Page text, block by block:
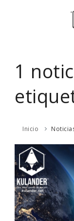
REVIEWS
ACERCA
CONTACTO
ENGLISH
1
Inicio